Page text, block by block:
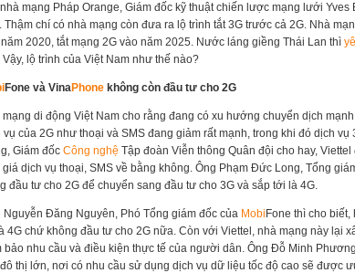
mạng Pháp Orange, Giám đốc kỹ thuật chiến lược mạng lưới
Thậm chí có nhà mạng còn đưa ra lộ trình tắt 3G trước cả 2G. Nhà
2020, tắt mạng 2G vào năm 2025. Nước láng giềng Thái Lan thì
Vậy, lộ trình của Việt Nam như thế nào?
Fone và VinaPhone không còn đầu tư cho 2G
mạng di động Việt Nam cho rằng đang có xu hướng chuyển dịch
vụ của 2G như thoại và SMS đang giảm rất mạnh, trong khi đó dịch
Giám đốc Công nghệ Tập đoàn Viễn thông Quân đội cho hay,
dịch vụ thoại, SMS về bằng không. Ông Phạm Đức Long, Tổng
đầu tư cho 2G để chuyển sang đầu tư cho 3G và sắp tới là 4G.
Nguyễn Đăng Nguyên, Phó Tổng giám đốc của Mobi Fone thì cho biết,
4G chứ không đầu tư cho 2G nữa. Còn với Viettel, nhà mạng này lại
bảo nhu cầu và điều kiện thực tế của người dân. Ông Đỗ Minh
thị lớn, nơi có nhu cầu sử dụng dịch vụ dữ liệu tốc độ cao sẽ được